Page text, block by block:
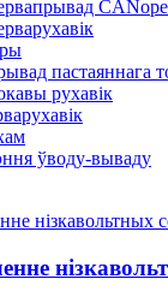
пастаяннага
рухавік
ўводу-вываду